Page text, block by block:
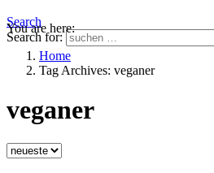
Search
Search for:
You are here:
Home
Tag Archives: veganer
veganer